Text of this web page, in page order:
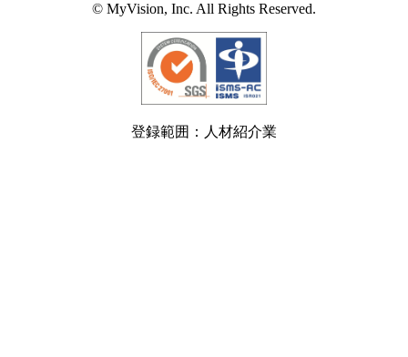
© MyVision, Inc. All Rights Reserved.
登録範囲：人材紹介業